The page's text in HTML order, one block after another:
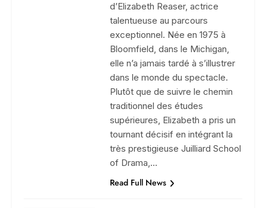
d’Elizabeth Reaser, actrice
talentueuse au parcours
exceptionnel. Née en 1975 à
Bloomfield, dans le Michigan,
elle n’a jamais tardé à s’illustrer
dans le monde du spectacle.
Plutôt que de suivre le chemin
traditionnel des études
supérieures, Elizabeth a pris un
tournant décisif en intégrant la
très prestigieuse Juilliard School
of Drama,…
Read Full News